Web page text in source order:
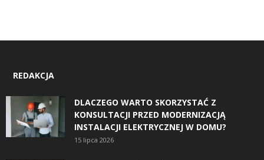
REDAKCJA
DLACZEGO WARTO SKORZYSTAĆ Z
KONSULTACJI PRZED MODERNIZACJĄ
INSTALACJI ELEKTRYCZNEJ W DOMU?
15 lipca 2026